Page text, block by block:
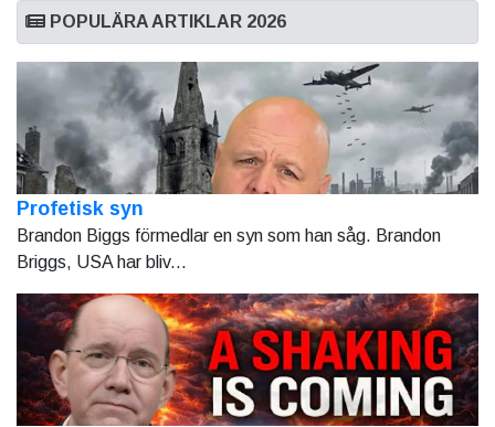
POPULÄRA ARTIKLAR 2026
Profetisk syn
Brandon Biggs förmedlar en syn som han såg. Brandon
Briggs, USA har bliv...